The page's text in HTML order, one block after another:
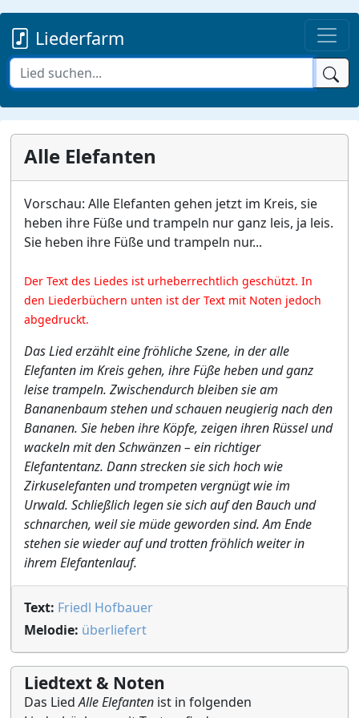
Liederfarm
Alle Elefanten
Vorschau: Alle Elefanten gehen jetzt im Kreis, sie
heben ihre Füße und trampeln nur ganz leis, ja leis.
Sie heben ihre Füße und trampeln nur...
Der Text des Liedes ist urheberrechtlich geschützt. In
den Liederbüchern unten ist der Text mit Noten jedoch
abgedruckt.
Das Lied erzählt eine fröhliche Szene, in der alle
Elefanten im Kreis gehen, ihre Füße heben und ganz
leise trampeln. Zwischendurch bleiben sie am
Bananenbaum stehen und schauen neugierig nach den
Bananen. Sie heben ihre Köpfe, zeigen ihren Rüssel und
wackeln mit den Schwänzen – ein richtiger
Elefantentanz. Dann strecken sie sich hoch wie
Zirkuselefanten und trompeten vergnügt wie im
Urwald. Schließlich legen sie sich auf den Bauch und
schnarchen, weil sie müde geworden sind. Am Ende
stehen sie wieder auf und trotten fröhlich weiter in
ihrem Elefantenlauf.
Text: Friedl Hofbauer
Melodie: überliefert
Liedtext & Noten
Das LiedAlle Elefanten ist in folgenden